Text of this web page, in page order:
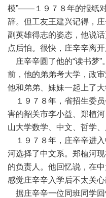
模”——１９７８年的报纸
辞。但工友王建兴记得，
副英雄得志的姿态，他说
点后怕。很快，庄辛辛离开
庄辛辛圆了他的“读书梦”
前，他的弟弟考大学，政
他和弟弟、妹妹一起上了大
１９７８年，省招生委员
害的韶关市李小益、郑植
山大学数学、中文、哲学、
１９７８年，庄辛辛进
河选择了中文系。郑植河
的负责人。他回忆说，在
感觉庄辛辛入学后不太关心
据庄辛辛一位同班同学